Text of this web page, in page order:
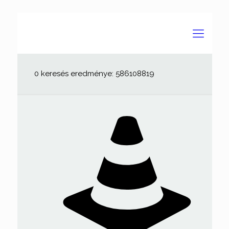
0 keresés eredménye: 586108819